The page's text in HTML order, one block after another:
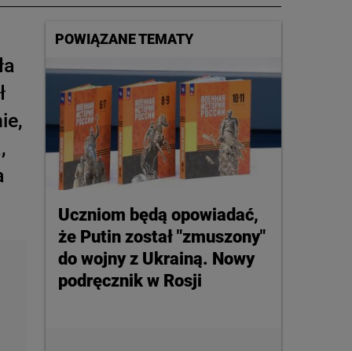
POWIĄZANE TEMATY
Uczniom będą opowiadać,
że Putin został "zmuszony"
do wojny z Ukrainą. Nowy
podręcznik w Rosji